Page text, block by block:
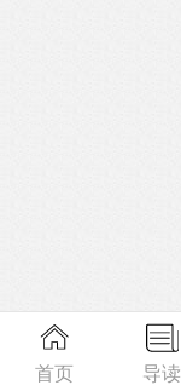
首页 导读